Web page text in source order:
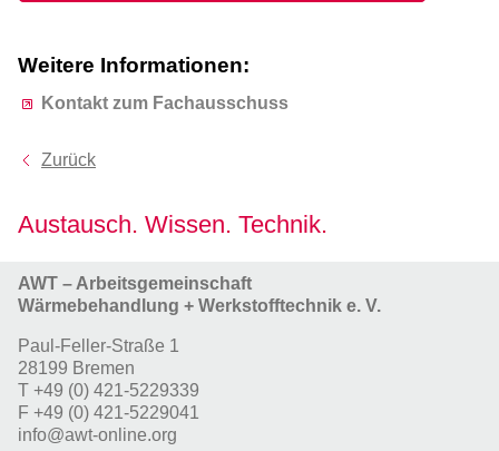
Weitere Informationen:
Kontakt zum Fachausschuss
Zurück
Austausch. Wissen. Technik.
AWT – Arbeitsgemeinschaft
Wärmebehandlung + Werkstofftechnik e. V.
Paul-Feller-Straße 1
28199 Bremen
T +49 (0) 421-5229339
F +49 (0) 421-5229041
info@awt-online.org